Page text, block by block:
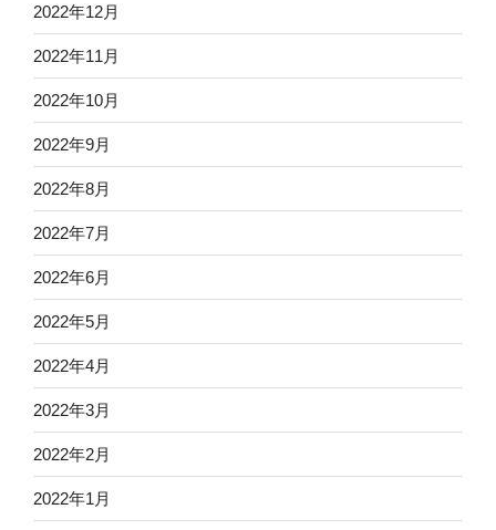
2022年12月
2022年11月
2022年10月
2022年9月
2022年8月
2022年7月
2022年6月
2022年5月
2022年4月
2022年3月
2022年2月
2022年1月